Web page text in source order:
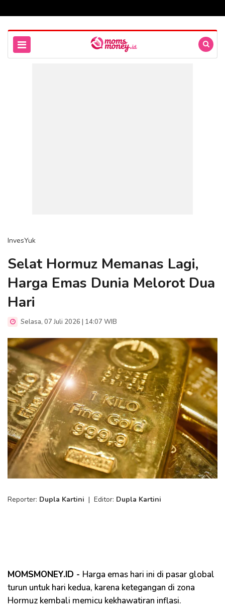
InvesYuk
Selat Hormuz Memanas Lagi,
Harga Emas Dunia Melorot Dua
Hari
Selasa, 07 Juli 2026 | 14:07 WIB
Reporter: Dupla Kartini | Editor: Dupla Kartini
MOMSMONEY.ID - Harga emas hari ini di pasar global
turun untuk hari kedua, karena ketegangan di zona
Hormuz kembali memicu kekhawatiran inflasi.